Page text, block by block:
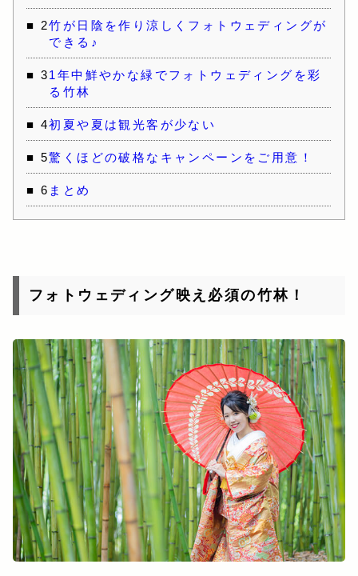
2竹が日陰を作り涼しくフォトウェディングが
できる♪
31年中鮮やかな緑でフォトウェディングを彩
る竹林
4初夏や夏は観光客が少ない
5驚くほどの破格なキャンペーンをご用意！
6 まとめ
フォトウェディング映え必須の竹林！